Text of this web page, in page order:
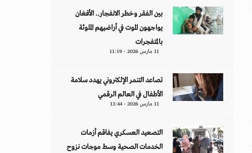
بين الفقر وخطر الانفجار.. الأفغان
يواجهون الموت في أراضيهم الملوثة
بالمتفجرات
11 مارس 2026 - 11:19
تصاعد التنمر الإلكتروني يهدد سلامة
الأطفال في العالم الرقمي
11 مارس 2026 - 13:44
التصعيد العسكري يفاقم أزمات
الخدمات الصحية وسط موجات نزوح